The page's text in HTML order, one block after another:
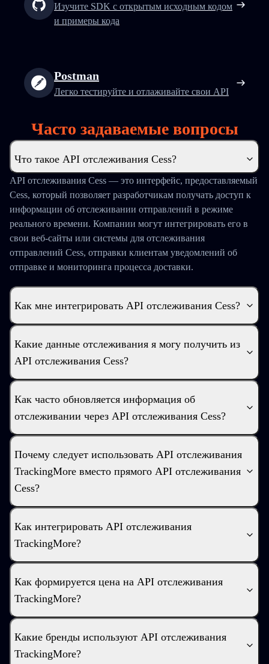
Изучите SDK с открытым исходным кодом
и примеры кода
Postman
Легко тестируйте и отлаживайте свои API
Часто задаваемые вопросы
Что такое API отслеживания Cess?
API отслеживания Cess — это интерфейс, предоставляемый
Cess, который позволяет разработчикам получать доступ к
информации об отслеживании отправлений в режиме
реального времени. Компании могут интегрировать его в
свои веб-сайты или системы для отслеживания
отправлений Cess, отправки клиентам уведомлений об
отправке и мониторинга процесса доставки.
Как мне интегрировать API отслеживания Cess?
Какие данные отслеживания я могу получить из
API отслеживания Cess?
Как часто обновляется информация об
отслеживании через API отслеживания Cess?
Почему следует использовать API отслеживания
TrackingMore вместо прямого API отслеживания
Cess?
Как интегрировать API отслеживания
TrackingMore?
Как формируется цена на API отслеживания
TrackingMore?
Какие бренды используют API отслеживания
TrackingMore?